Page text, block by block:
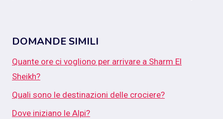
DOMANDE SIMILI
Quante ore ci vogliono per arrivare a Sharm El
Sheikh?
Quali sono le destinazioni delle crociere?
Dove iniziano le Alpi?